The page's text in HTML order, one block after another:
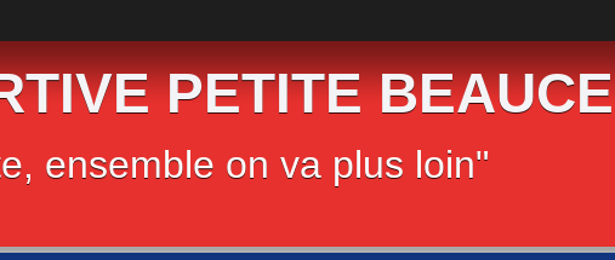
PETITE BEAUCE
ensemble on va plus loin"